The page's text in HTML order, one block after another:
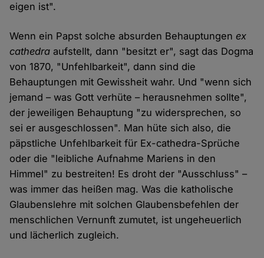
eigen ist".
Wenn ein Papst solche absurden Behauptungenex
cathedra aufstellt, dann "besitzt er", sagt das Dogma
von 1870, "Unfehlbarkeit", dann sind die
Behauptungen mit Gewissheit wahr. Und "wenn sich
jemand – was Gott verhüte – herausnehmen sollte",
der jeweiligen Behauptung "zu widersprechen, so
sei er ausgeschlossen". Man hüte sich also, die
päpstliche Unfehlbarkeit für Ex-cathedra-Sprüche
oder die "leibliche Aufnahme Mariens in den
Himmel" zu bestreiten! Es droht der "Ausschluss" –
was immer das heißen mag. Was die katholische
Glaubenslehre mit solchen Glaubensbefehlen der
menschlichen Vernunft zumutet, ist ungeheuerlich
und lächerlich zugleich.